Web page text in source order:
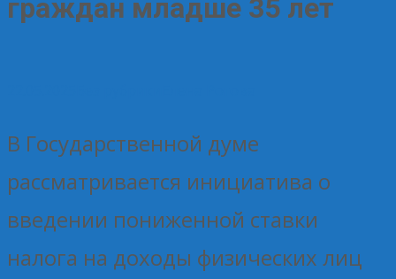
граждан младше 35 лет
В Государственной думе
рассматривается инициатива о
введении пониженной ставки
налога на доходы физических лиц